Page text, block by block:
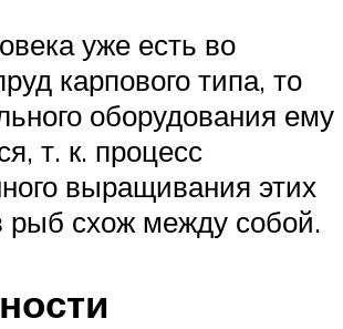
уже есть во
карпового типа, то
оборудования ему
т. к. процесс
выращивания этих
рыб схож между собой.